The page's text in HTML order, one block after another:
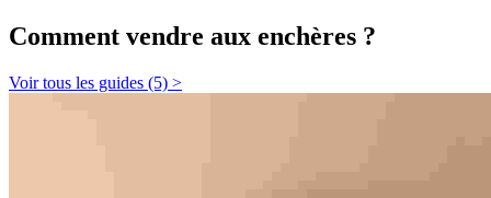
Comment vendre aux enchères ?
Voir tous les guides (5) >